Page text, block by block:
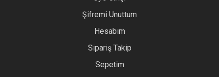
Şifremi Unuttum
Hesabım
Sipariş Takip
Sepetim